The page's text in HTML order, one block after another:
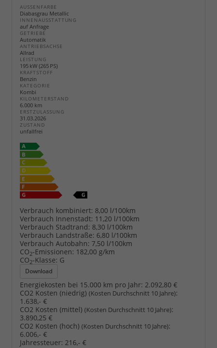
AUSSENFARBE
Diabasgrau Metallic
INNENAUSSTATTUNG
auf Anfrage
GETRIEBE
Automatik
ANTRIEBSACHSE
Allrad
LEISTUNG
195 kW (265 PS)
KRAFTSTOFF
Benzin
KATEGORIE
Kombi
KILOMETERSTAND
6.000 km
ERSTZULASSUNG
31.03.2026
ZUSTAND
unfallfrei
Verbrauch kombiniert: 8,00 l/100km
Verbrauch Innenstadt: 11,20 l/100km
Verbrauch Stadtrand: 8,30 l/100km
Verbrauch Landstraße: 6,80 l/100km
Verbrauch Autobahn: 7,50 l/100km
CO2-Emissionen: 182,00 g/km
CO2-Klasse: G
Download
Energiekosten bei 15.000 km pro Jahr: 2.092,80 €
CO2 Kosten (niedrig) (Kosten Durchschnitt 10 Jahre):
1.638,- €
CO2 Kosten (mittel) (Kosten Durchschnitt 10 Jahre):
3.890,25 €
CO2 Kosten (hoch) (Kosten Durchschnitt 10 Jahre):
6.006,- €
Jahressteuer: 216,- €